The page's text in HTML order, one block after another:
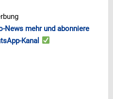
News mehr und abonniere
Kanal